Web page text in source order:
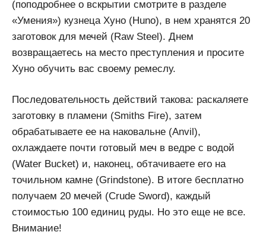
(поподробнее о вскрытии смотрите в разделе
«Умения») кузнеца Хуно (Huno), в нем хранятся 20
заготовок для мечей (Raw Steel). Днем
возвращаетесь на место преступления и просите
Хуно обучить вас своему ремеслу.
Последовательность действий такова: раскаляете
заготовку в пламени (Smiths Fire), затем
обрабатываете ее на наковальне (Anvil),
охлаждаете почти готовый меч в ведре с водой
(Water Bucket) и, наконец, обтачиваете его на
точильном камне (Grindstone). В итоге бесплатно
получаем 20 мечей (Crude Sword), каждый
стоимостью 100 единиц руды. Но это еще не все.
Внимание!